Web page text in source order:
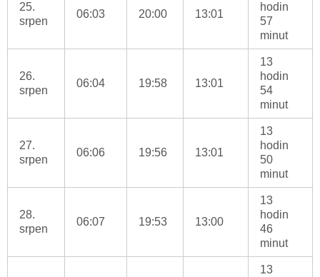
25.
srpen
06:03 20:00 13:01
hodin
57
minut
26.
srpen
06:04 19:58 13:01
13
hodin
54
minut
27.
srpen
06:06 19:56 13:01
13
hodin
50
minut
28.
srpen
06:07 19:53 13:00
13
hodin
46
minut
13